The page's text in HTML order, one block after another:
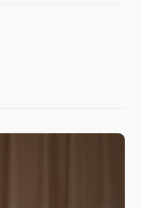
天 「紅到發紫」降
仲諒向法院聲請遭